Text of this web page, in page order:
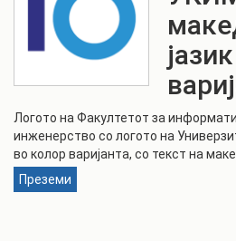
Логото на Факултетот за
инженерство со логото на
во колор варијанта, со текст на
Преземи